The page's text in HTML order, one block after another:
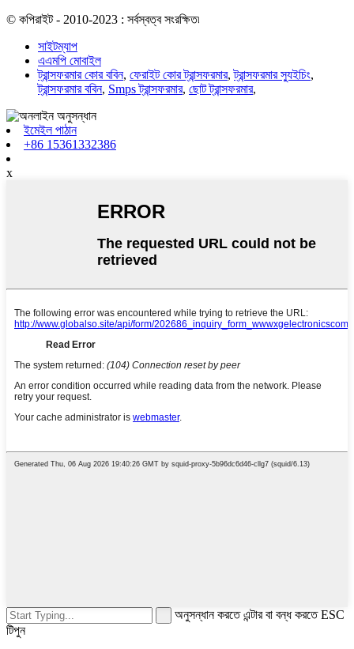
© কপিরাইট - 2010-2023 : সর্বস্বত্ব সংরক্ষিত৷
সাইটম্যাপ
এএমপি মোবাইল
ট্রান্সফরমার কোর ববিন, ফেরাইট কোর ট্রান্সফরমার,ট্রান্সফরমার স্যুইচিং,
ট্রান্সফরমার ববিন, Smps ট্রান্সফরমার, ছোট ট্রান্সফরমার,
ইমেইল পাঠান
+86 15361332386
x
অনুসন্ধান করতে এন্টার বা বন্ধ করতে ESC
টিপুন